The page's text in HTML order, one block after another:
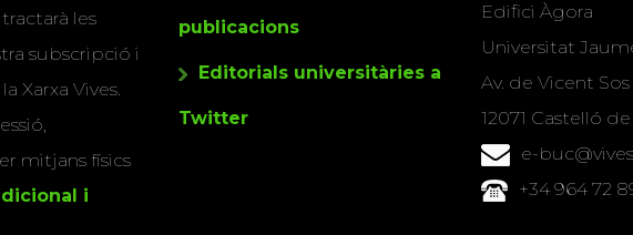
les
subscripció i
Xarxa Vives.
mitjans físics
i
publicacions
Editorials universitàries a
Twitter
Edifici Àgora
Universitat
Av. de Vicent Sos
12071 Castelló
e-
+34 964 72